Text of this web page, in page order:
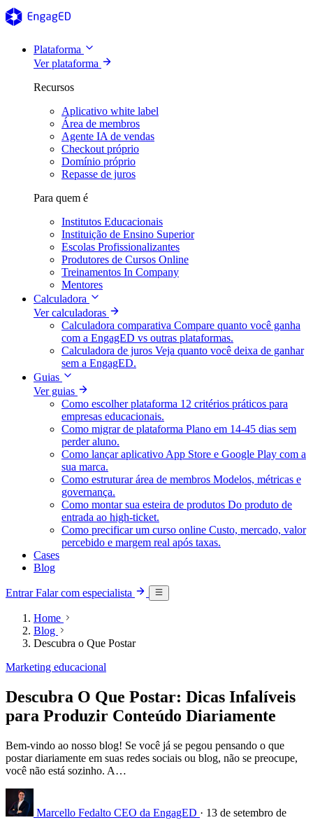
Plataforma
Ver plataforma
Recursos
Aplicativo white label
Área de membros
Agente IA de vendas
Checkout próprio
Domínio próprio
Repasse de juros
Para quem é
Institutos Educacionais
Instituição de Ensino Superior
Escolas Profissionalizantes
Produtores de Cursos Online
Treinamentos In Company
Mentores
Calculadora
Ver calculadoras
Calculadora comparativa Compare quanto você ganha
com a EngagED vs outras plataformas.
Calculadora de juros Veja quanto você deixa de ganhar
sem a EngagED.
Guias
Ver guias
Como escolher plataforma 12 critérios práticos para
empresas educacionais.
Como migrar de plataforma Plano em 14-45 dias sem
perder aluno.
Como lançar aplicativo App Store e Google Play com a
sua marca.
Como estruturar área de membros Modelos, métricas e
governança.
Como montar sua esteira de produtos Do produto de
entrada ao high-ticket.
Como precificar um curso online Custo, mercado, valor
percebido e margem real após taxas.
Cases
Blog
EntrarFalar com especialista
Home
Blog
Descubra o Que Postar
Marketing educacional
Descubra O Que Postar: Dicas Infalíveis
para Produzir Conteúdo Diariamente
Bem-vindo ao nosso blog! Se você já se pegou pensando o que
postar diariamente em suas redes sociais ou blog, não se preocupe,
você não está sozinho. A…
Marcello Fedalto CEO da EngagED · 13 de setembro de